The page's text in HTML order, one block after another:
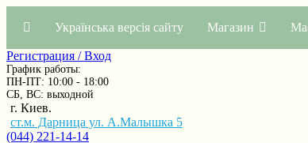
Українська версія сайту Магазин
Регистрация / Вход
График работы:
ПН-ПТ: 10:00 - 18:00
СБ, ВС: выходной
г. Киев.
ст.м. Дарница ул. А.Малышка 5
(044) 221-14-14